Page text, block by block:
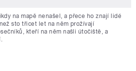
na mapě nenašel, a přece ho znají lidé
sto třicet let na něm prožívají
kteří na něm našli útočiště, a